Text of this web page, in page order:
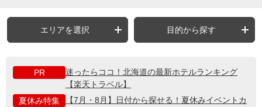
エリアを選択 目的から探す
PR
迷ったらココ！北海道の最新ホテルランキング
【楽天トラベル】
夏休み特集
【7月・8月】日付から探せる！夏休みイベントカ